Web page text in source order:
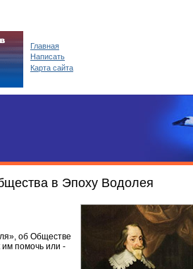
в Эпоху Водолея
об Обществе
им помочь или -
Главная
Написать
Карта сайта